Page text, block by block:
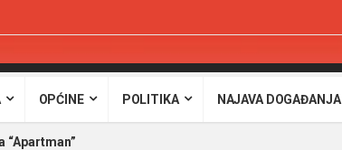
OPĆINE POLITIKA NAJAVA DOGAĐANJA
“Apartman”